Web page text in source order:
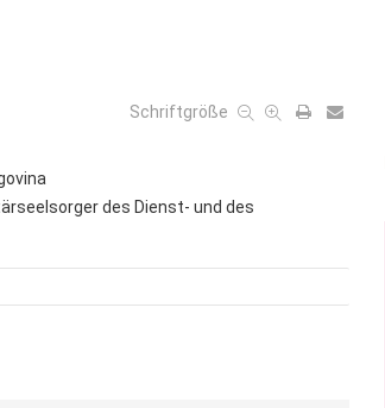
Schriftgröße
des Dienst- und des